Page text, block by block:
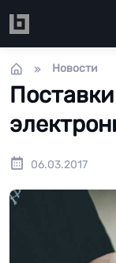
Новости
06.03.2017